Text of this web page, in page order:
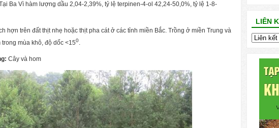
Ba Vì hàm lượng dầu 2,04-2,39%, tỷ lệ terpinen-4-ol 42,24-50,0%, tỷ lệ 1-8-
hợn trên đất thịt nhẹ hoặc thịt pha cát ở các tỉnh miền Bắc. Trồng ở miền Trung và
mùa khô, độ dốc <150.
Cây và hom
LIÊN